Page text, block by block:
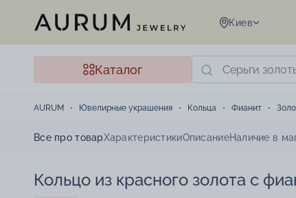
Киев
Каталог
AURUM Ювелирные украшения Кольца Фианит
Все про товарХарактеристикиОписаниеНаличие в
Кольцо из красного золота с